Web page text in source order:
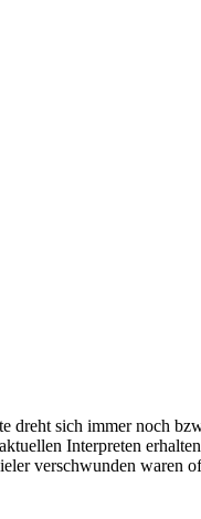
sich immer noch
Interpreten
verschwunden waren